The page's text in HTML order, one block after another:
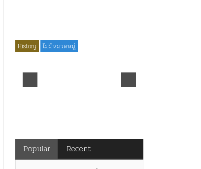
ร.๖ สร้าง “จุฬาลงกรณ์
Popular Recent